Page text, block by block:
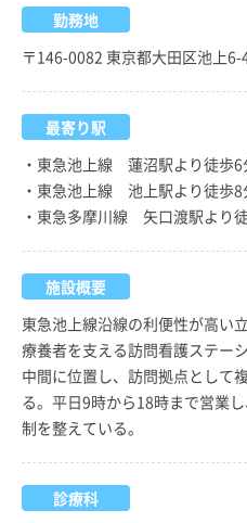
勤務地
〒146-0082 東京都大田区池上
最寄り駅
・東急池上線 蓮沼駅より徒歩6
・東急池上線 池上駅より徒歩8
・東急多摩川線 矢口渡駅より
施設概要
東急池上線沿線の利便性が高い
療養者を支える訪問看護ステー
中間に位置し、訪問拠点として
る。平日9時から18時まで営業
制を整えている。
診療科